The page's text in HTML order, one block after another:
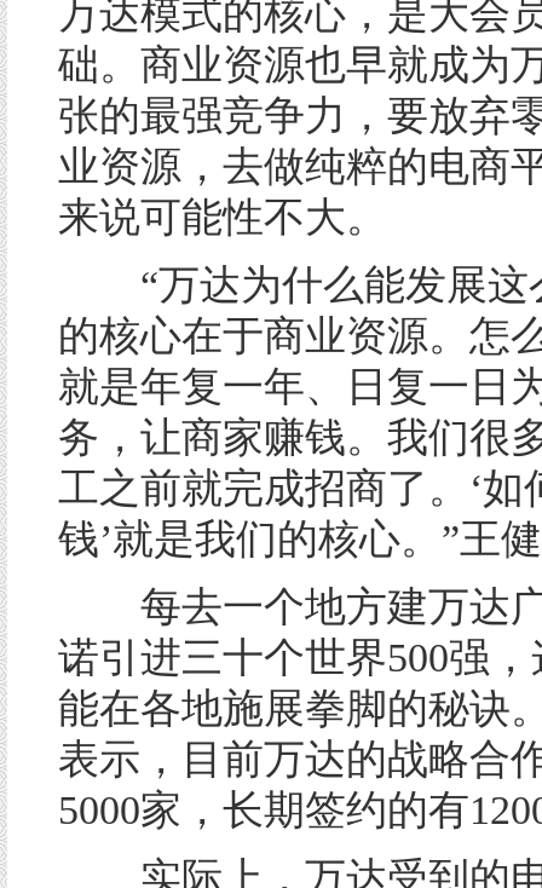
万达模式的核心，是大会
础。商业资源也早就成为
张的最强竞争力，要放弃
业资源，去做纯粹的电商
来说可能性不大。
“万达为什么能发展这
的核心在于商业资源。怎
就是年复一年、日复一日
务，让商家赚钱。我们很
工之前就完成招商了。‘如
钱’就是我们的核心。”王
每去一个地方建万达
诺引进三十个世界500强
能在各地施展拳脚的秘诀
表示，目前万达的战略合
5000家，长期签约的有
实际上，万达受到的